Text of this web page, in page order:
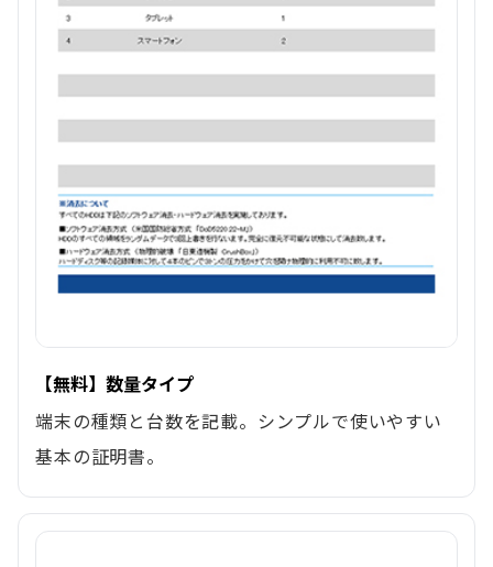
【無料】数量タイプ
端末の種類と台数を記載。シンプルで使いやすい
基本の証明書。